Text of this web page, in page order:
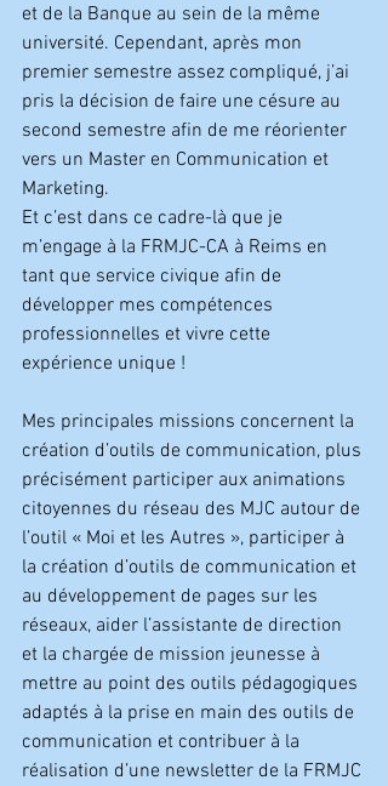
et de la Banque au sein de la même
université. Cependant, après mon
premier semestre assez compliqué, j’ai
pris la décision de faire une césure au
second semestre afin de me réorienter
vers un Master en Communication et
Marketing.
Et c’est dans ce cadre-là que je
m’engage à la FRMJC-CA à Reims en
tant que service civique afin de
développer mes compétences
professionnelles et vivre cette
expérience unique !
Mes principales missions concernent la
création d’outils de communication, plus
précisément participer aux animations
citoyennes du réseau des MJC autour de
l’outil « Moi et les Autres », participer à
la création d’outils de communication et
au développement de pages sur les
réseaux, aider l’assistante de direction
et la chargée de mission jeunesse à
mettre au point des outils pédagogiques
adaptés à la prise en main des outils de
communication et contribuer à la
réalisation d’une newsletter de la FRMJC